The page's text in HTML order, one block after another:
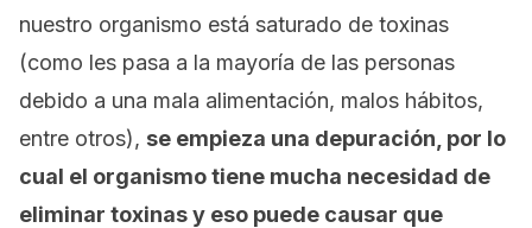
nuestro organismo está saturado de toxinas
(como les pasa a la mayoría de las personas
debido a una mala alimentación, malos hábitos,
entre otros), se empieza una depuración, por lo
cual el organismo tiene mucha necesidad de
eliminar toxinas y eso puede causar que